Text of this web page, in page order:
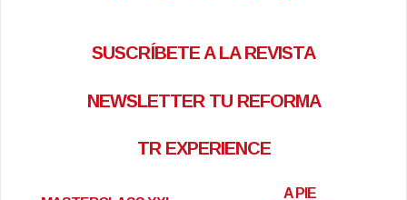
SUSCRÍBETE A LA REVISTA
NEWSLETTER TU REFORMA
TR EXPERIENCE
A PIE